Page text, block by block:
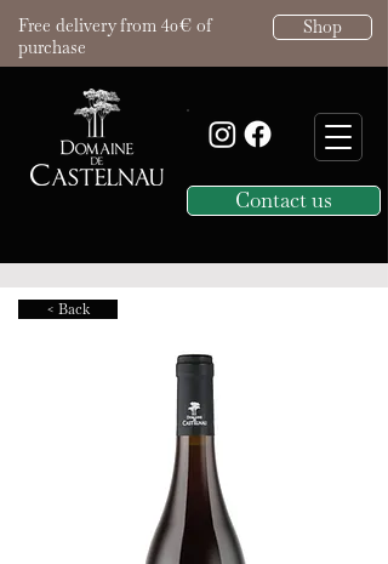
Free delivery from 40€ of
purchase
Shop
Contact us
< Back